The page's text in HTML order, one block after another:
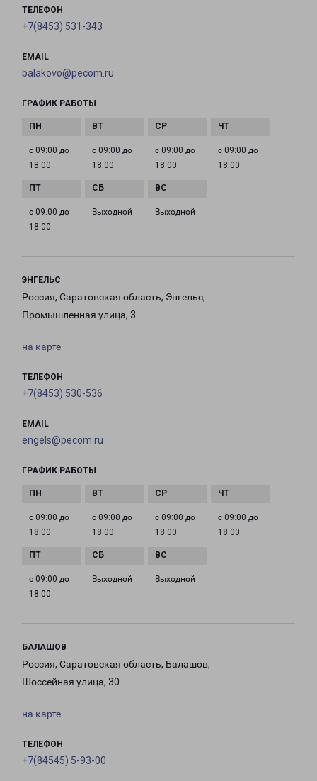
ТЕЛЕФОН
+7(8453) 531-343
EMAIL
balakovo@pecom.ru
ГРАФИК РАБОТЫ
с 09:00 до
18:00
с 09:00 до
18:00
с 09:00 до
18:00
с 09:00 до
18:00
с 09:00 до
18:00
Выходной Выходной
ЭНГЕЛЬС
Россия, Саратовская область, Энгельс,
Промышленная улица, 3
на карте
ТЕЛЕФОН
+7(8453) 530-536
EMAIL
engels@pecom.ru
ГРАФИК РАБОТЫ
с 09:00 до
18:00
с 09:00 до
18:00
с 09:00 до
18:00
с 09:00 до
18:00
с 09:00 до
18:00
Выходной Выходной
БАЛАШОВ
Россия, Саратовская область, Балашов,
Шоссейная улица, 30
на карте
ТЕЛЕФОН
+7(84545) 5-93-00